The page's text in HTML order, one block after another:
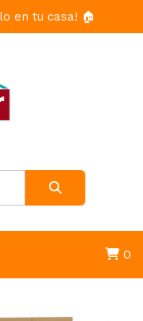
en tu casa! 🏠
0